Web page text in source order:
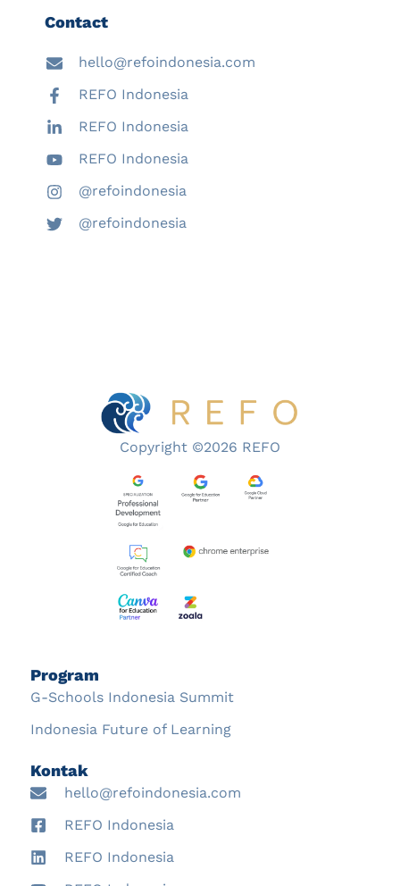
Contact
hello@refoindonesia.com
REFO Indonesia
REFO Indonesia
REFO Indonesia
@refoindonesia
@refoindonesia
Copyright ©2026 REFO
Program
G-Schools Indonesia Summit
Indonesia Future of Learning
Kontak
hello@refoindonesia.com
REFO Indonesia
REFO Indonesia